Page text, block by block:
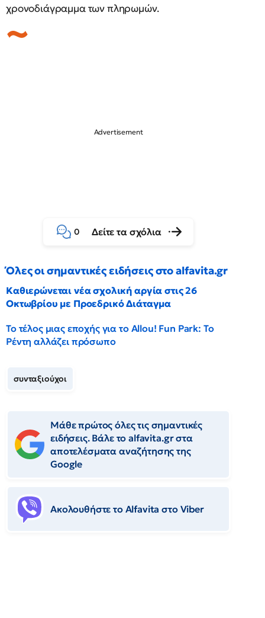
χρονοδιάγραμμα των πληρωμών.
0 Δείτε τα σχόλια
Όλες οι σημαντικές ειδήσεις στο alfavita.gr
Καθιερώνεται νέα σχολική αργία στις 26
Οκτωβρίου με Προεδρικό Διάταγμα
Το τέλος μιας εποχής για το Allou! Fun Park: Το
Ρέντη αλλάζει πρόσωπο
συνταξιούχοι
Μάθε πρώτος όλες τις σημαντικές
ειδήσεις. Βάλε το alfavita.gr στα
αποτελέσματα αναζήτησης της
Google
Ακολουθήστε το Αlfavita στο Viber